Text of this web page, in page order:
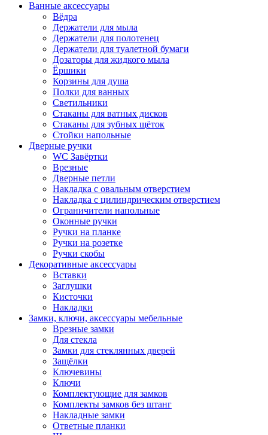
Ванные аксессуары
Вёдра
Держатели для мыла
Держатели для полотенец
Держатели для туалетной бумаги
Дозаторы для жидкого мыла
Ёршики
Корзины для душа
Полки для ванных
Светильники
Стаканы для ватных дисков
Стаканы для зубных щёток
Стойки напольные
Дверные ручки
WC Завёртки
Врезные
Дверные петли
Накладка с овальным отверстием
Накладка с цилиндрическим отверстием
Ограничители напольные
Оконные ручки
Ручки на планке
Ручки на розетке
Ручки скобы
Декоративные аксессуары
Вставки
Заглушки
Кисточки
Накладки
Замки, ключи, аксессуары мебельные
Врезные замки
Для стекла
Замки для стеклянных дверей
Защёлки
Ключевины
Ключи
Комплектующие для замков
Комплекты замков без штанг
Накладные замки
Ответные планки